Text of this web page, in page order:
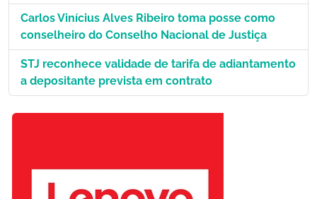
Carlos Vinícius Alves Ribeiro toma posse como
conselheiro do Conselho Nacional de Justiça
STJ reconhece validade de tarifa de adiantamento
a depositante prevista em contrato